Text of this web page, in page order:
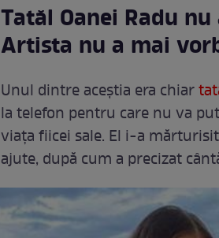
Tatăl Oanei Radu
Artista nu a mai
Unul dintre aceștia era chiar
la telefon pentru care nu va
viața fiicei sale. El i-a
ajute, după cum a precizat